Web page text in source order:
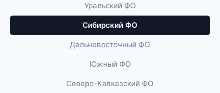
Уральский ФО
Сибирский ФО
Дальневосточный ФО
Южный ФО
Северо-Кавказский ФО